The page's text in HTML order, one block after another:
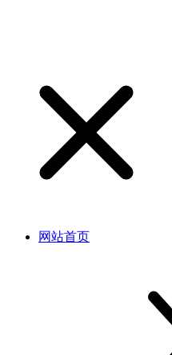
网站首页